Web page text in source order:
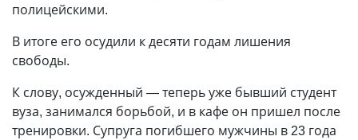
полицейскими.
В итоге его осудили к десяти годам лишения
свободы.
К слову, осужденный — теперь уже бывший студент
вуза, занимался борьбой, и в кафе он пришел после
тренировки. Супруга погибшего мужчины в 23 года